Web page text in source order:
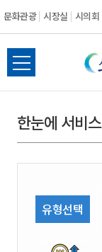
문화관광 시장실 시의회
전
체
뉴
열
한눈에 서비스
유형선택